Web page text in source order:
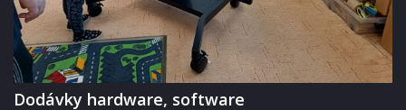
Dodávky hardware, software